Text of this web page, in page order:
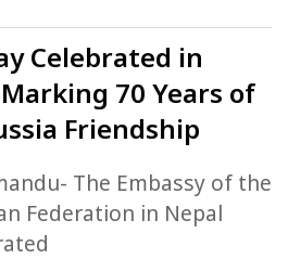
Celebrated in
70 Years of
Friendship
The Embassy of the
Federation in Nepal